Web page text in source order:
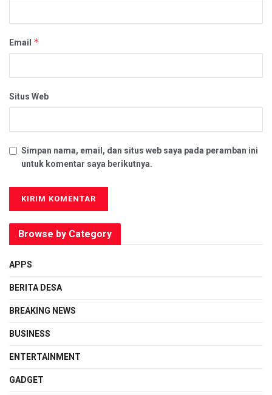
Email *
Situs Web
Simpan nama, email, dan situs web saya pada peramban ini
untuk komentar saya berikutnya.
Browse by Category
APPS
BERITA DESA
BREAKING NEWS
BUSINESS
ENTERTAINMENT
GADGET